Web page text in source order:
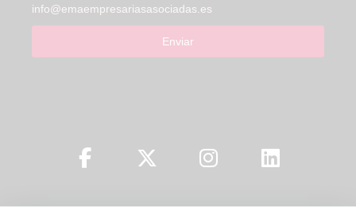
info@emaempresariasasociadas.es
Enviar